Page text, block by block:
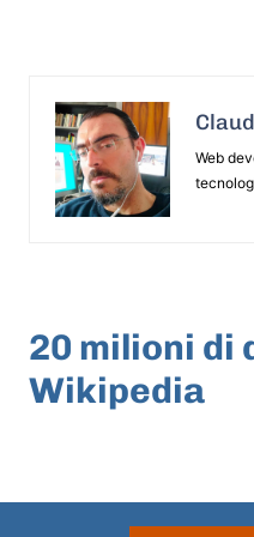
Web
20 milioni di
Wikipedia